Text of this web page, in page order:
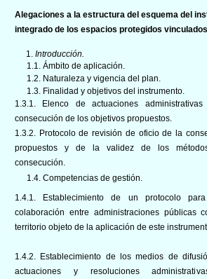
Alegaciones a la estructura del esquema del
integrado de los espacios protegidos
1. Introducción.
1.1. Ámbito de aplicación.
1.2. Naturaleza y vigencia del plan.
1.3. Finalidad y objetivos del instrumento.
1.3.1. Elenco de actuaciones
consecución de los objetivos propuestos.
1.3.2. Protocolo de revisión de oficio de la
propuestos y de la validez de los
consecución.
1.4. Competencias de gestión.
1.4.1. Establecimiento de un protocolo
colaboración entre administraciones públicas
territorio objeto de la aplicación de este
1.4.2. Establecimiento de los medios de
actuaciones y resoluciones